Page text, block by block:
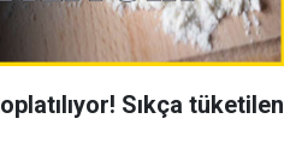
Sıkça tüketilen